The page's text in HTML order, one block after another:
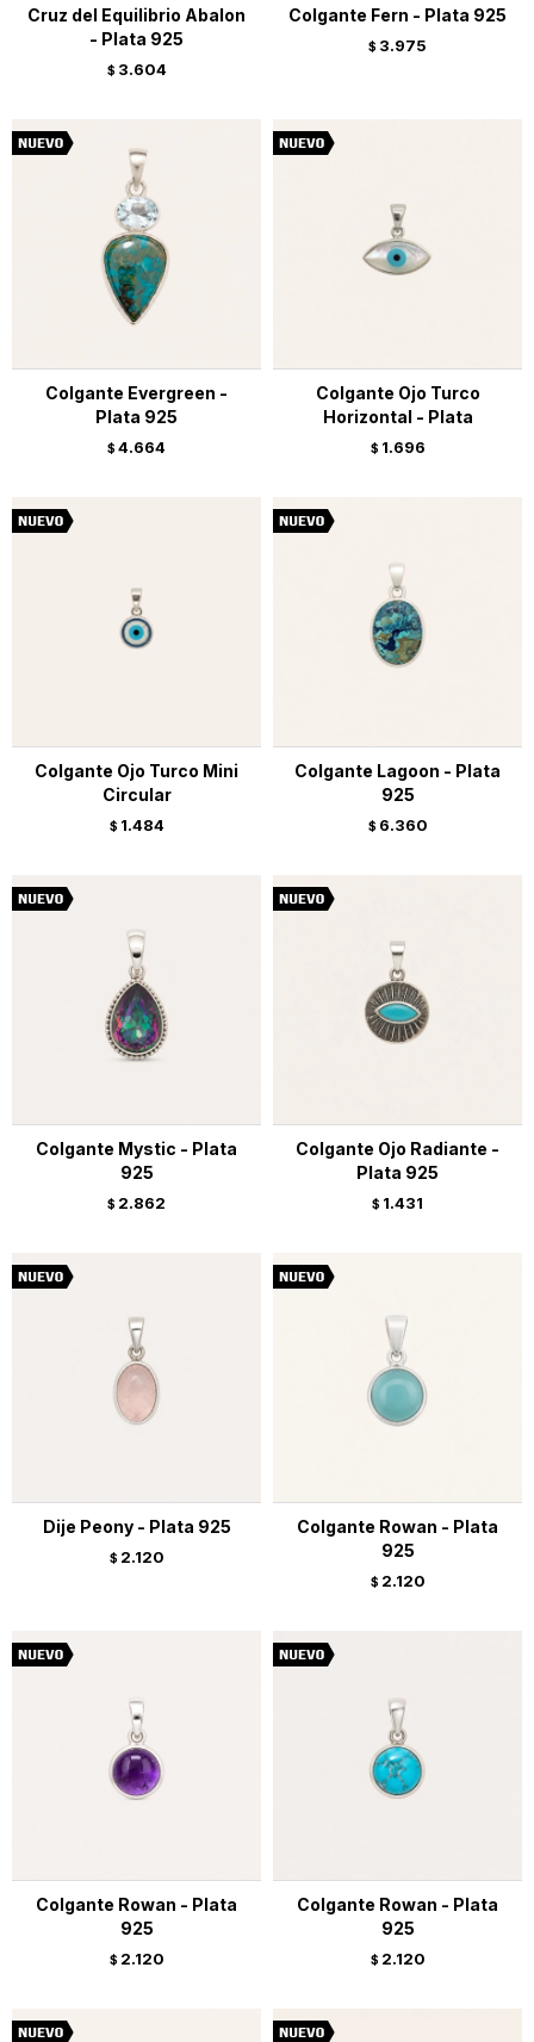
Cruz del Equilibrio Abalon
- Plata 925
$ 3.604
Colgante Fern - Plata 925
$ 3.975
Colgante Evergreen -
Plata 925
$ 4.664
Colgante Ojo Turco
Horizontal - Plata
$ 1.696
Colgante Ojo Turco Mini
Circular
$ 1.484
Colgante Lagoon - Plata
925
$ 6.360
Colgante Mystic - Plata
925
$ 2.862
Colgante Ojo Radiante -
Plata 925
$ 1.431
Dije Peony - Plata 925
$ 2.120
Colgante Rowan - Plata
925
$ 2.120
Colgante Rowan - Plata
925
$ 2.120
Colgante Rowan - Plata
925
$ 2.120